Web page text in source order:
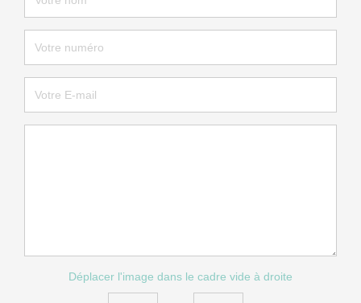
Déplacer l'image dans le cadre vide à droite